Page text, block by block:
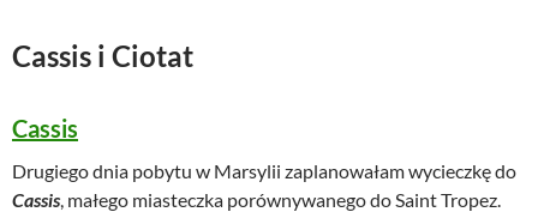
Cassis i Ciotat
Cassis
Drugiego dnia pobytu w Marsylii zaplanowałam wycieczkę do
Cassis, małego miasteczka porównywanego do Saint Tropez.